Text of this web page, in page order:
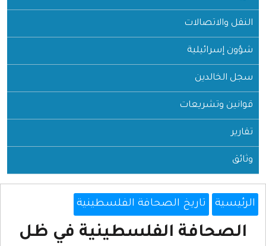
النقل والاتصالات
شؤون إسرائيلية
سجل الخالدين
قوانين وتشريعات
تقارير
وثائق
الرئيسية تاريخ الصحافة الفلسطينية
الصحافة الفلسطينية في ظل